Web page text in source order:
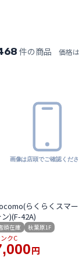
件の商品 価格
らくらくスマ
ン)(F-42A)
頭在庫 秋葉原1F
クC
円